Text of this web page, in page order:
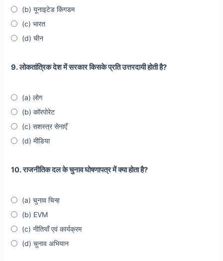
(b) यूनाइटेड किंगडम
(c) भारत
(d) चीन
9. लोकतांत्रिक देश में सरकार किसके प्रति उत्तरदायी होती है?
(a) लोग
(b) कॉरपोरेट
(c) सशस्त्र सेनाएँ
(d) मीडिया
10. राजनीतिक दल के चुनाव घोषणापत्र में क्या होता है?
(a) चुनाव चिन्ह
(b) EVM
(c) नीतियाँ एवं कार्यक्रम
(d) चुनाव अभियान